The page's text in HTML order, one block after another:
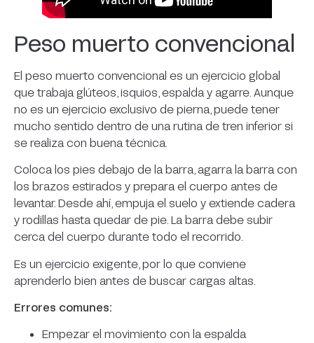
Peso muerto convencional
El peso muerto convencional es un ejercicio global
que trabaja glúteos, isquios, espalda y agarre. Aunque
no es un ejercicio exclusivo de pierna, puede tener
mucho sentido dentro de una rutina de tren inferior si
se realiza con buena técnica.
Coloca los pies debajo de la barra, agarra la barra con
los brazos estirados y prepara el cuerpo antes de
levantar. Desde ahí, empuja el suelo y extiende cadera
y rodillas hasta quedar de pie. La barra debe subir
cerca del cuerpo durante todo el recorrido.
Es un ejercicio exigente, por lo que conviene
aprenderlo bien antes de buscar cargas altas.
Errores comunes:
Empezar el movimiento con la espalda